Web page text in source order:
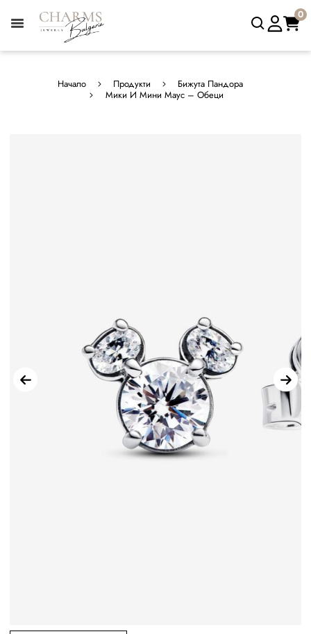
0
Начало Продукти
Бижута Пандора
Мики И Мини Маус – Обеци